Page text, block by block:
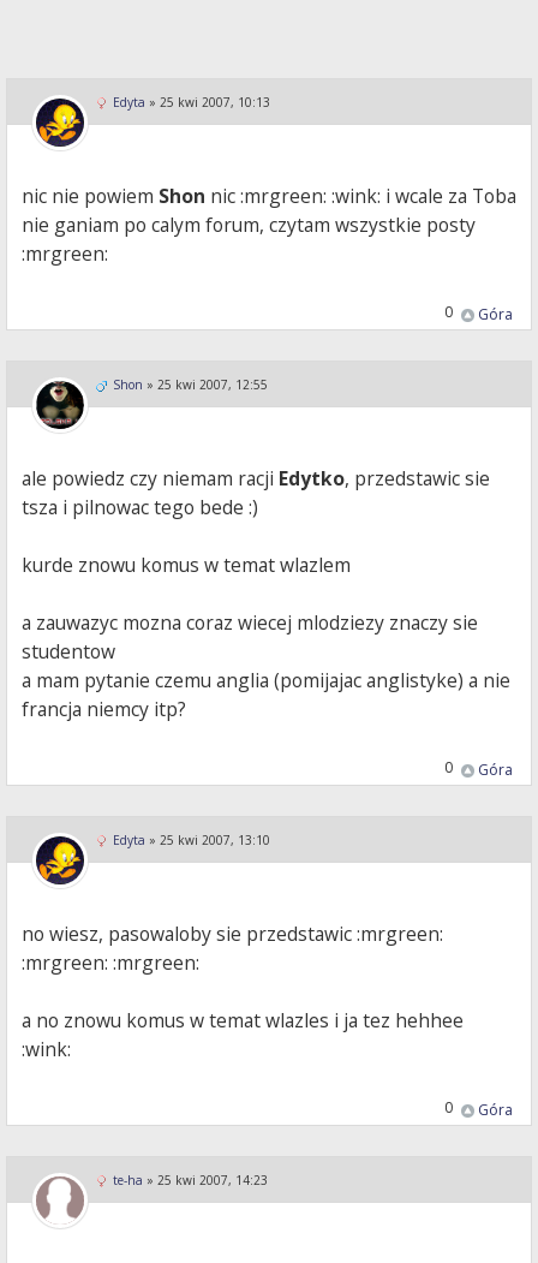
Edyta » 25 kwi 2007, 10:13
nic nie powiem Shon nic :mrgreen: :wink: i wcale za Toba
nie ganiam po calym forum, czytam wszystkie posty
:mrgreen:
Góra
0
Shon » 25 kwi 2007, 12:55
ale powiedz czy niemam racji Edytko, przedstawic sie
tsza i pilnowac tego bede :)
kurde znowu komus w temat wlazlem
a zauwazyc mozna coraz wiecej mlodziezy znaczy sie
studentow
a mam pytanie czemu anglia (pomijajac anglistyke) a nie
francja niemcy itp?
Góra
0
Edyta » 25 kwi 2007, 13:10
no wiesz, pasowaloby sie przedstawic :mrgreen:
:mrgreen: :mrgreen:
a no znowu komus w temat wlazles i ja tez hehhee
:wink:
Góra
0
te-ha » 25 kwi 2007, 14:23